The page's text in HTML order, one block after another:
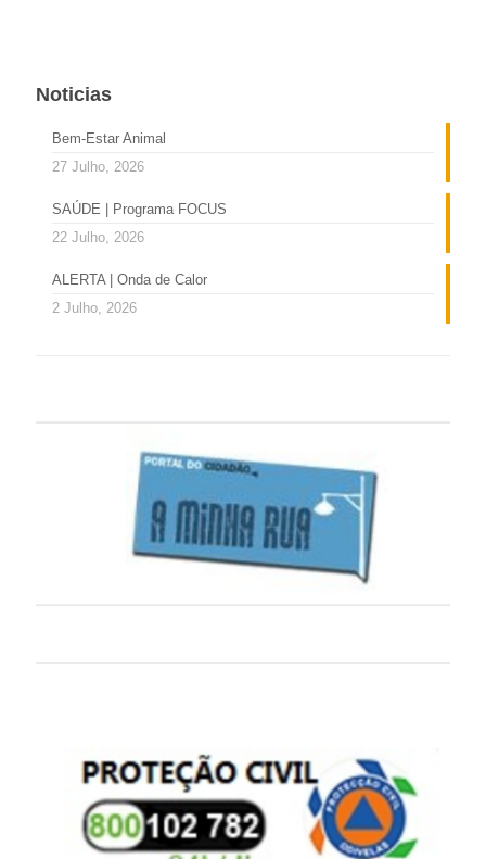
Noticias
Bem-Estar Animal
27 Julho, 2026
SAÚDE | Programa FOCUS
22 Julho, 2026
ALERTA | Onda de Calor
2 Julho, 2026